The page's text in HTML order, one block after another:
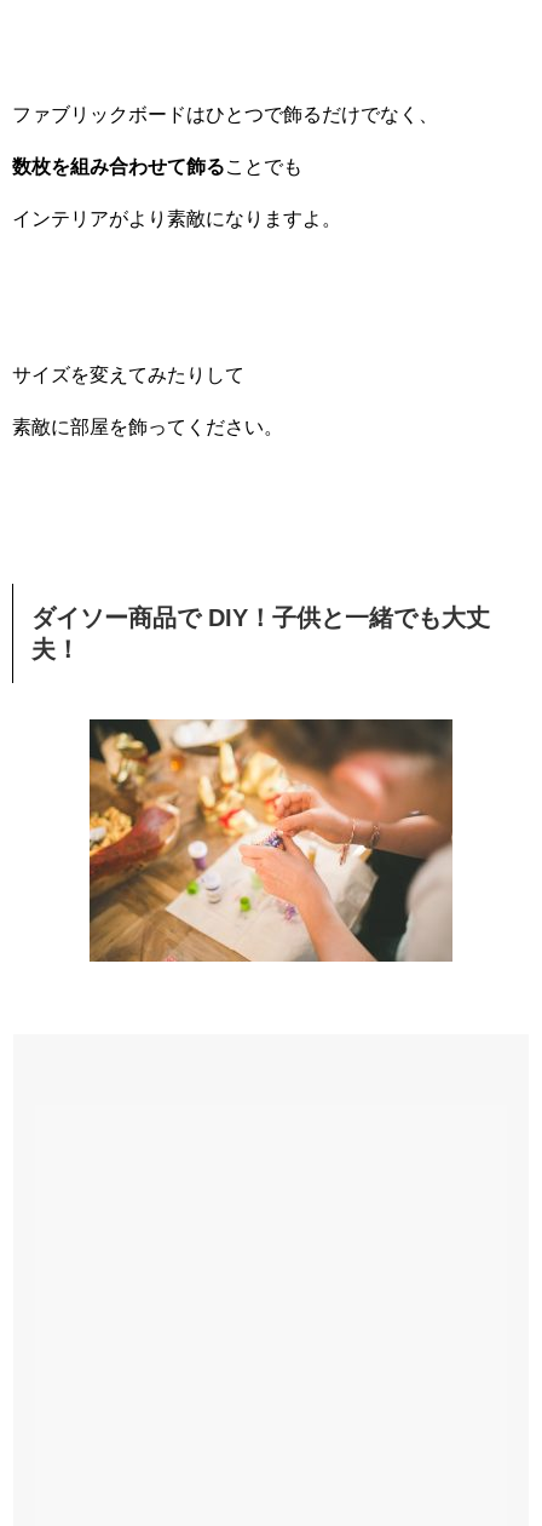
ファブリックボードはひとつで飾るだけでなく、
数枚を組み合わせて飾ることでも
インテリアがより素敵になりますよ。
サイズを変えてみたりして
素敵に部屋を飾ってください。
ダイソー商品で DIY！ 子供と一緒でも大丈
夫！